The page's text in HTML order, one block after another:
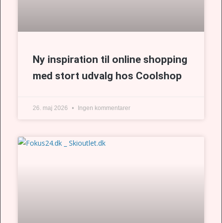
Ny inspiration til online shopping
med stort udvalg hos Coolshop
26. maj 2026 Ingen kommentarer